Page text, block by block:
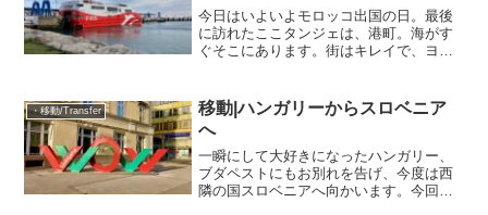
今日はいよいよモロッコ出国の日。最後
に訪れたここタンジェは、港町。海がす
ぐそこにあります。街はキレイで、ヨー
てる雰囲気そして、モロッコの次に向か
うはスペインです。移動は...
・移動/Transfer
移動|ハンガリーからスロベニア
へ
一瞬にして大好きになったハンガリー、
ブダペストにもお別れを告げ、今度は西
隣の国スロベニアへ向かいます。今回も